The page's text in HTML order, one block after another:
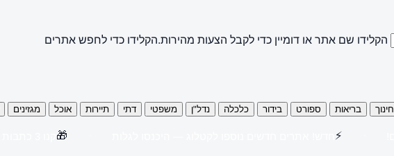
הקלידו שם אתר או דומיין כדי לקבל הצעות מהירות.הקלידו כדי לחפש אתרים
חינוך בריאות ספורט בידור כלכלה נדל"ן משפטי דתי תיירות אוכל מגזינים
⚡
🎁